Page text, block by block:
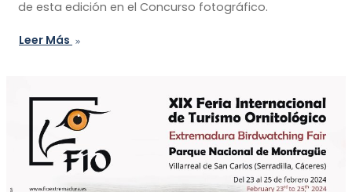
de esta edición en el Concurso fotográfico.
Leer Más